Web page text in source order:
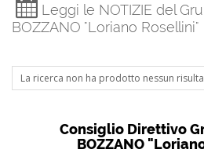
Leggi le NOTIZIE del
BOZZANO "Loriano Rosellini"
La ricerca non ha prodotto nessun
Consiglio Direttivo
BOZZANO